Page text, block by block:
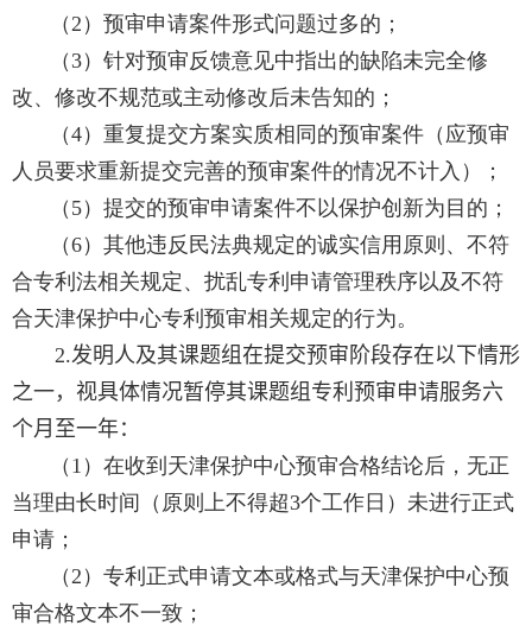
（ 2 ）预审申请案件形式问题过多的；
（3）针对预审反馈意见中指出的缺陷未完全修
改、修改不规范或主动修改后未告知的；
（4）重复提交方案实质相同的预审案件（应预审
人员要求重新提交完善的预审案件的情况不计入）；
（ 5）提交的预审申请案件不以保护创新为目的；
（6）其他违反民法典规定的诚实信用原则、不符
合专利法相关规定、扰乱专利申请管理秩序以及不符
合天津保护中心专利预审相关规定的行为。
2.发明人及其课题组在提交预审阶段存在以下情形
之一，视具体情况暂停其课题组专利预审申请服务六
个月至一年：
（ 1 ）在收到天津保护中心预审合格结论后，无正
当理由长时间（原则上不得超3个工作日）未进行正式
申请；
（ 2 ）专利正式申请文本或格式与天津保护中心预
审合格文本不一致；